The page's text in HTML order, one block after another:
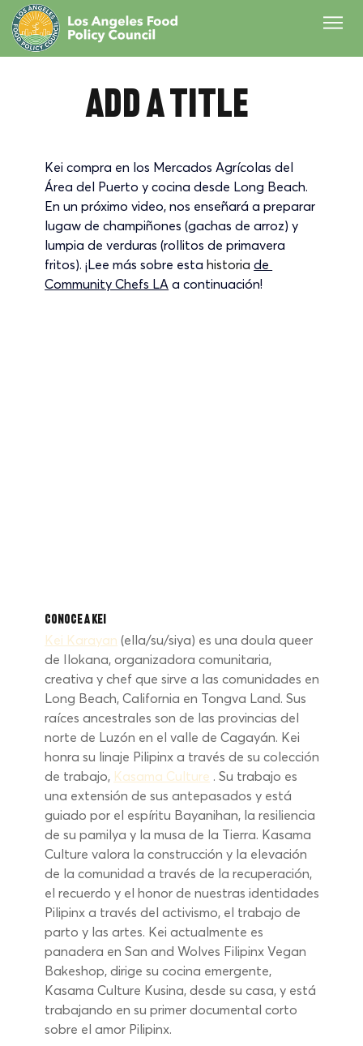
Add a Title
Kei compra en los Mercados Agrícolas del
Área del Puerto y cocina desde Long Beach.
En un próximo video, nos enseñará a preparar
lugaw de champiñones (gachas de arroz) y
lumpia de verduras (rollitos de primavera
fritos). ¡Lee más sobre esta historia de
Community Chefs LA a continuación!
Conoce a Kei
Kei Karayan (ella/su/siya) es una doula queer
de Ilokana, organizadora comunitaria,
creativa y chef que sirve a las comunidades en
Long Beach, California en Tongva Land. Sus
raíces ancestrales son de las provincias del
norte de Luzón en el valle de Cagayán. Kei
honra su linaje Pilipinx a través de su colección
de trabajo, Kasama Culture . Su trabajo es
una extensión de sus antepasados y está
guiado por el espíritu Bayanihan, la resiliencia
de su pamilya y la musa de la Tierra. Kasama
Culture valora la construcción y la elevación
de la comunidad a través de la recuperación,
el recuerdo y el honor de nuestras identidades
Pilipinx a través del activismo, el trabajo de
parto y las artes. Kei actualmente es
panadera en San and Wolves Filipinx Vegan
Bakeshop, dirige su cocina emergente,
Kasama Culture Kusina, desde su casa, y está
trabajando en su primer documental corto
sobre el amor Pilipinx.